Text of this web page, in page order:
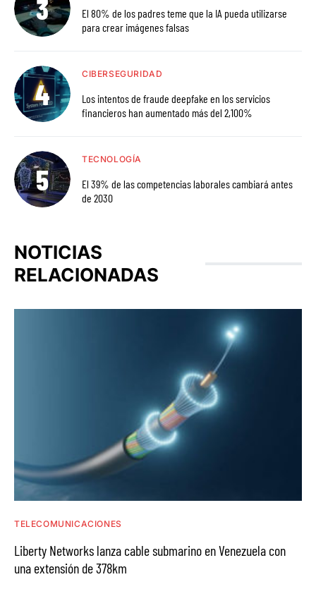
El 80% de los padres teme que la IA pueda utilizarse
para crear imágenes falsas
CIBERSEGURIDAD
Los intentos de fraude deepfake en los servicios
financieros han aumentado más del 2,100%
TECNOLOGÍA
El 39% de las competencias laborales cambiará antes
de 2030
NOTICIAS
RELACIONADAS
TELECOMUNICACIONES
Liberty Networks lanza cable submarino en Venezuela con
una extensión de 378km